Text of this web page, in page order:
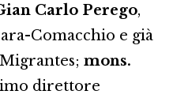
Carlo Perego,
Comacchio e già
mons.
direttore